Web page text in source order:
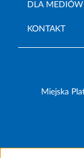
DLA MEDIÓW
KONTAKT
Miejska